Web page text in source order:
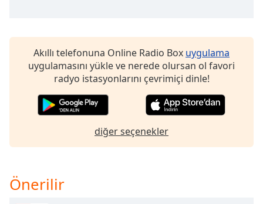
Caption
Size
Akıllı telefonuna Online Radio Box uygulama
uygulamasını yükle ve nerede olursan ol favori
radyo istasyonlarını çevrimiçi dinle!
diğer seçenekler
Önerilir